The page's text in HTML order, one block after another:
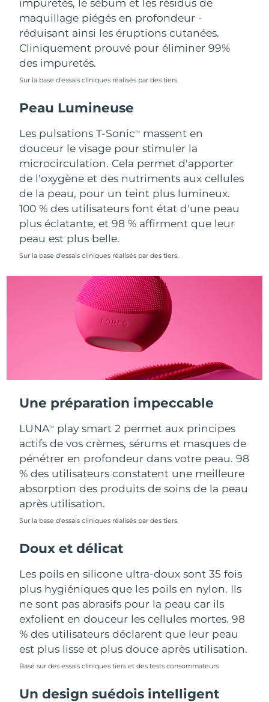
impuretés, le sébum et les résidus de
maquillage piégés en profondeur -
réduisant ainsi les éruptions cutanées.
Cliniquement prouvé pour éliminer 99%
des impuretés.
Sur la base d'essais cliniques réalisés par des tiers.
Peau Lumineuse
Les pulsations T-SonicTM
massent en
douceur le visage pour stimuler la
microcirculation. Cela permet d'apporter
de l'oxygène et des nutriments aux cellules
de la peau, pour un teint plus lumineux.
100 % des utilisateurs font état d'une peau
plus éclatante, et 98 % affirment que leur
peau est plus belle.
Sur la base d'essais cliniques réalisés par des tiers.
Une préparation impeccable
LUNATM
play smart 2 permet aux principes
actifs de vos crèmes, sérums et masques de
pénétrer en profondeur dans votre peau. 98
% des utilisateurs constatent une meilleure
absorption des produits de soins de la peau
après utilisation.
Sur la base d'essais cliniques réalisés par des tiers.
Doux et délicat
Les poils en silicone ultra-doux sont 35 fois
plus hygiéniques que les poils en nylon. Ils
ne sont pas abrasifs pour la peau car ils
exfolient en douceur les cellules mortes. 98
% des utilisateurs déclarent que leur peau
est plus lisse et plus douce après utilisation.
Basé sur des essais cliniques tiers et des tests consommateurs
Un design suédois intelligent
Singapour Livraison estimée
Slovaquie Livraison estimée
Slovénie
Espagne Livraison estimée
Suède Livraison estimée8/9/26
Suisse Livraison estimée8/9/26
Taïwan
Livraison estimée
Émirats arabes unis Livraison estimée
États-Unis Livraison estimée8/10/26
Ouzbékistan Livraison estimée
Viêt Nam Livraison estimée8/15/26